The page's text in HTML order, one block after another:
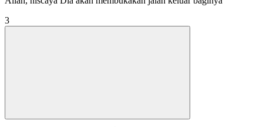
3